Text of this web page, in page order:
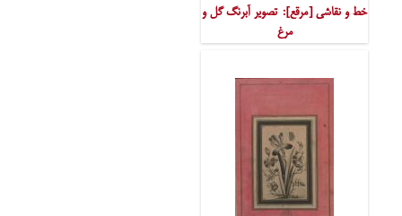
خط و نقاشی [مرقع]: تصویر آبرنگ گل و
مرغ